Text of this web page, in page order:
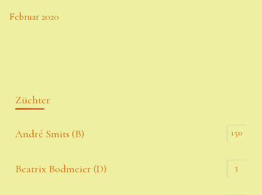
Februar 2020
Züchter
André Smits (B) 150
Beatrix Bodmeier (D) 3